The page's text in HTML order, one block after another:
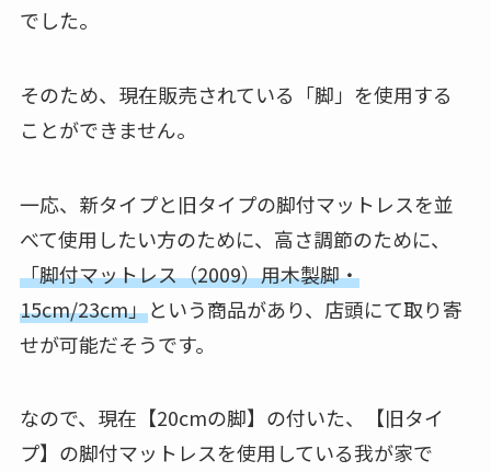
でした。
そのため、 現在販売されている「脚」を使用する
ことができません。
一応、新タイプと旧タイプの脚付マットレスを並
べて使用したい方のために、高さ調節のために、
「脚付マットレス（2009）用木製脚・
15cm/23cm」という商品があり、店頭にて取り寄
せが可能だそうです。
なので、現在【20cmの脚】の付いた、【旧タイ
プ】の脚付マットレスを使用している我が家で